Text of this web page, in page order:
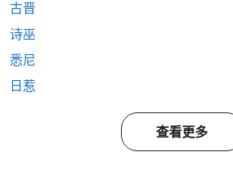
古晋
诗巫
悉尼
日惹
查看更多